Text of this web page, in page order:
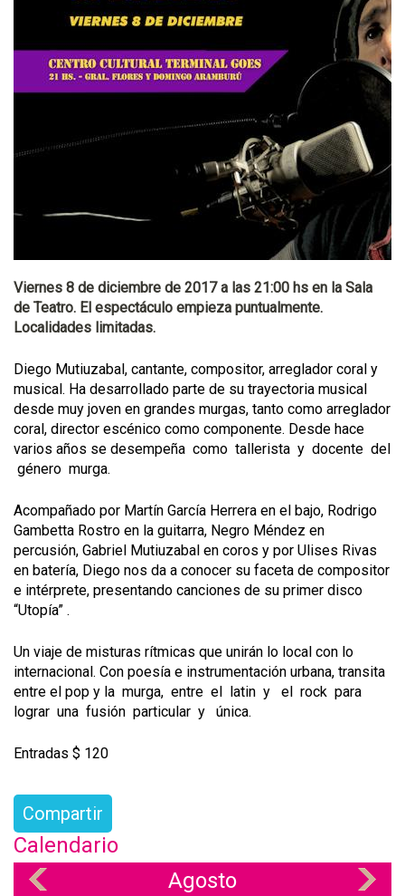
Viernes 8 de diciembre de 2017 a las 21:00 hs en la Sala
de Teatro. El espectáculo empieza puntualmente.
Localidades limitadas.
Diego Mutiuzabal, cantante, compositor, arreglador coral y
musical. Ha desarrollado parte de su trayectoria musical
desde muy joven en grandes murgas, tanto como arreglador
coral, director escénico como componente. Desde hace
varios años se desempeña​ ​ como​ ​ tallerista​ ​ y ​ ​docente​ ​ del​
​ género​ ​ murga.
Acompañado por Martín García Herrera en el bajo, Rodrigo
Gambetta Rostro en la guitarra, Negro Méndez en
percusión, Gabriel Mutiuzabal en coros y por Ulises Rivas
en batería, Diego nos da a conocer su faceta de compositor
e intérprete, presentando canciones de su primer disco ​
“Utopía”​ .
Un viaje de misturas rítmicas que unirán lo local con lo
internacional. Con poesía e instrumentación urbana, transita
entre el pop y la​ ​ murga,​ ​ entre​ ​ el​ ​ latin​ ​ y ​ ​ el​ ​ rock​ ​ para​ ​
lograr​ ​ una​ ​ fusión​ ​ particular​ ​ y ​ ​ única.
Entradas $ 120
Compartir
Calendario
Agosto